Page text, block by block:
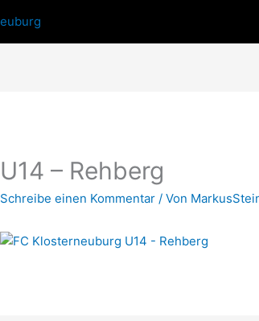
U14 – Rehberg
Schreibe einen Kommentar / Von